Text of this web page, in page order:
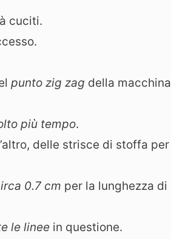
cuciti.
punto zig zag della macchina
più tempo.
delle strisce di stoffa per
0.7 cm per la lunghezza di
le linee in questione.